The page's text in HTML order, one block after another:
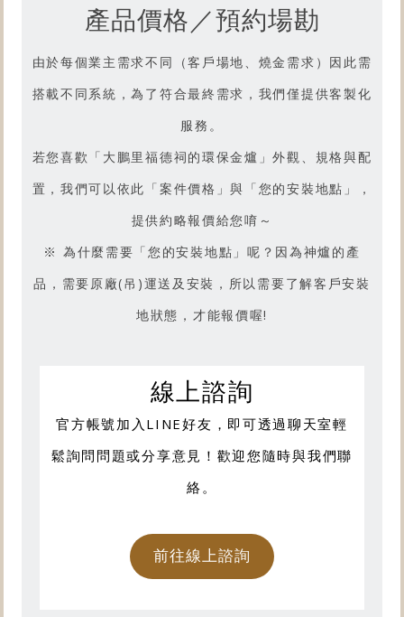
產品價格／預約場勘
由於每個業主需求不同（客戶場地、燒金需求）因此需
搭載不同系統，為了符合最終需求，我們僅提供客製化
服務。
若您喜歡「 大鵬里福德祠的環保金爐 」外觀、規格與配
置，我們可以依此「案件價格」與「您的安裝地點」，
提供約略報價給您唷～
※ 為什麼需要「您的安裝地點」呢？因為神爐的產
品，需要原廠(吊)運送及安裝，所以需要了解客戶安裝
地狀態，才能報價喔!
線上諮詢
官方帳號加入LINE好友，即可透過聊天室輕
鬆詢問問題或分享意見！歡迎您隨時與我們聯
絡。
前往線上諮詢